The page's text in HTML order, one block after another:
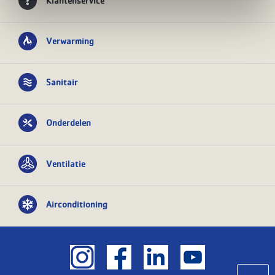
Verwarming
Sanitair
Onderdelen
Ventilatie
Airconditioning